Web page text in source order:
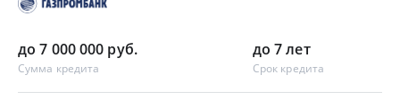
до 7 000 000 руб.
Сумма кредита
до 7 лет
Срок кредита